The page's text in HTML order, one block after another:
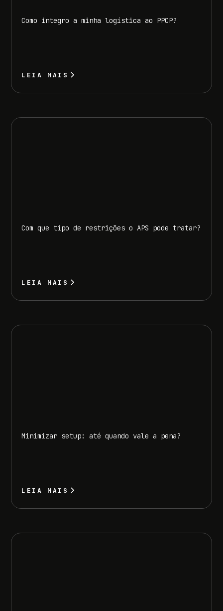
Como integro a minha logística ao PPCP?
LEIA MAIS
Com que tipo de restrições o APS pode tratar?
LEIA MAIS
Minimizar setup: até quando vale a pena?
LEIA MAIS